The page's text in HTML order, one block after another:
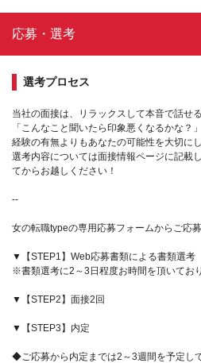
応募・選考
選考プロセス
当社の面接は、リラックスして本音で話せ
「こんなこと聞いたら印象悪くなるかな？
経験の有無よりもあなたの可能性を大切にし
選考内容については面接情報ページに記載
てからお越しください！
--
女の転職typeの専用応募フォームからご応
▼【STEP1】Web応募書類による書類選考
※書類選考に2～3日程度お時間を頂いてお
▼【STEP2】面接2回
▼【STEP3】内定
◆ご応募から内定までは2～3週間を予定し